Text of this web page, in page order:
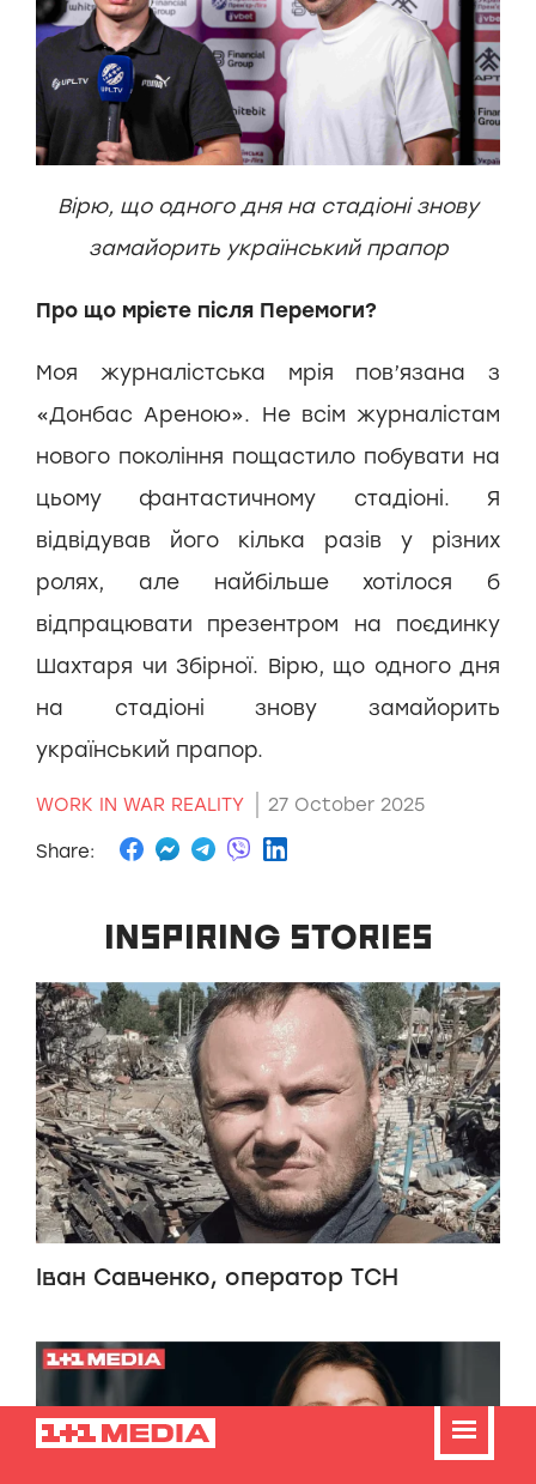
Вірю, що одного дня на стадіоні знову
замайорить український прапор
Про що мрієте після Перемоги?
Моя журналістська мрія пов’язана з
«Донбас Ареною». Не всім журналістам
нового покоління пощастило побувати на
цьому фантастичному стадіоні. Я
відвідував його кілька разів у різних
ролях, але найбільше хотілося б
відпрацювати презентром на поєдинку
Шахтаря чи Збірної. Вірю, що одного дня
на стадіоні знову замайорить
український прапор.
WORK IN WAR REALITY 27 October 2025
Share:
INSPIRING STORIES
Іван Савченко, оператор ТСН